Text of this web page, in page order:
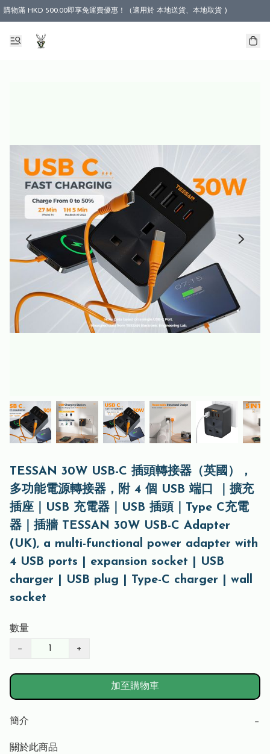
購物滿 HKD 500.00即享免運費優惠！（適用於 本地送貨、本地取貨 )
TESSAN 30W USB-C 插頭轉接器（英國），
多功能電源轉接器，附 4 個 USB 端口 ｜擴充
插座｜USB 充電器｜USB 插頭｜Type C充電
器｜插牆 TESSAN 30W USB-C Adapter
(UK), a multi-functional power adapter with
4 USB ports | expansion socket | USB
charger | USB plug | Type-C charger | wall
socket
數量
− +
加至購物車
簡介 −
關於此商品